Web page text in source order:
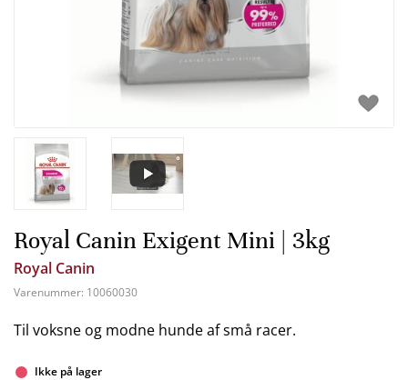
Royal Canin Exigent Mini | 3kg
Royal Canin
Varenummer: 10060030
Til voksne og modne hunde af små racer.
Ikke på lager